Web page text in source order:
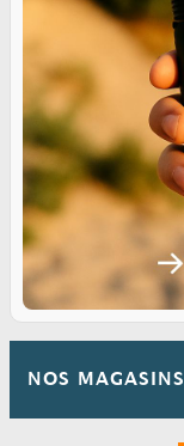
NOS MAGASINS